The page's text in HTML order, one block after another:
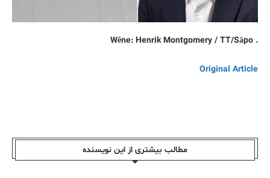
. Wêne: Henrik Montgomery / TT/Säpo
Original Article
مطالب بیشتری از این نویسندە